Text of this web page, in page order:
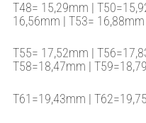
T48= 15,29mm |
16,56mm | T53= 16,88mm
T55= 17,52mm |
T58=18,47mm |
T61=19,43mm |